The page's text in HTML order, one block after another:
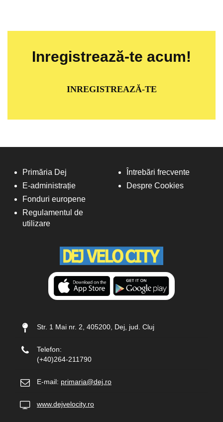
Inregistrează-te acum!
INREGISTREAZĂ-TE
Primăria Dej
E-administrație
Fonduri europene
Regulamentul de
utilizare
Întrebări frecvente
Despre Cookies
Str. 1 Mai nr. 2, 405200, Dej, jud. Cluj
Telefon:
(+40)264-211790
E-mail: primaria@dej.ro
www.dejvelocity.ro